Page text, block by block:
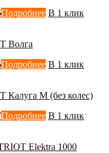
Подробнее В 1 клик
Волга
Подробнее В 1 клик
Калуга М (без колес)
Подробнее В 1 клик
Elektra 1000